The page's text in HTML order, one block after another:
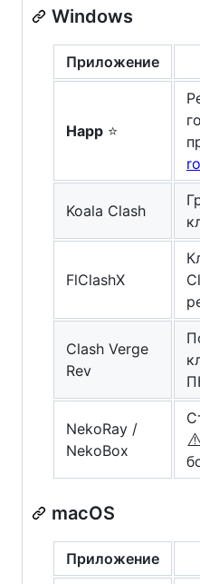
Windows
Приложение
Happ ⭐
Koala Clash
FlClashX
Clash Verge
Rev
NekoRay /
NekoBox
macOS
Приложение